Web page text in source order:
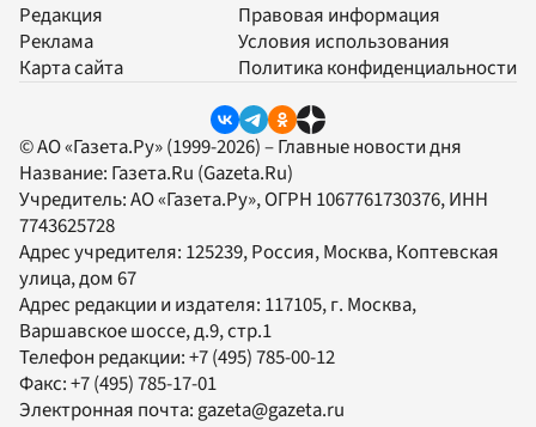
Редакция
Реклама
Карта сайта
Правовая информация
Условия использования
Политика конфиденциальности
© АО «Газета.Ру» (1999-2026) – Главные новости дня
Название: Газета.Ru (Gazeta.Ru)
Учредитель:АО «Газета.Ру», ОГРН 1067761730376, ИНН
7743625728
Адрес учредителя: 125239, Россия, Москва, Коптевская
улица, дом 67
Адрес редакции и издателя: 117105, г. Москва,
Варшавское шоссе, д.9, стр.1
Телефон редакции:+7 (495) 785-00-12
Факс:+7 (495) 785-17-01
Электронная почта:gazeta@gazeta.ru